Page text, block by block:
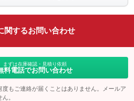
関するお問い合わせ
まずは在庫確認・見積り依頼
料電話でお問い合わせ
もご連絡が届くことはありません。メールア
。